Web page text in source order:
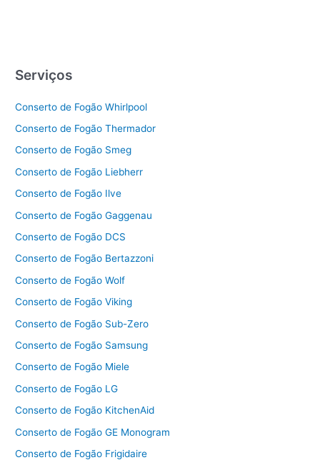
Serviços
Conserto de Fogão Whirlpool
Conserto de Fogão Thermador
Conserto de Fogão Smeg
Conserto de Fogão Liebherr
Conserto de Fogão Ilve
Conserto de Fogão Gaggenau
Conserto de Fogão DCS
Conserto de Fogão Bertazzoni
Conserto de Fogão Wolf
Conserto de Fogão Viking
Conserto de Fogão Sub-Zero
Conserto de Fogão Samsung
Conserto de Fogão Miele
Conserto de Fogão LG
Conserto de Fogão KitchenAid
Conserto de Fogão GE Monogram
Conserto de Fogão Frigidaire